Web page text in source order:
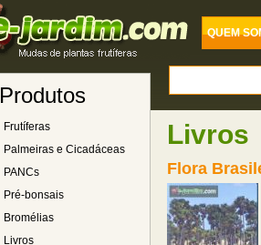
QUEM
Produtos
Frutíferas
Palmeiras e Cicadáceas
PANCs
Pré-bonsais
Bromélias
Livros
Livros
Flora